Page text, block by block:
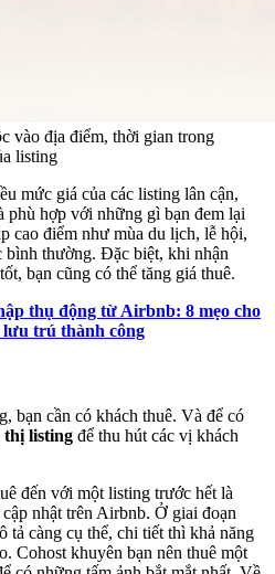
vào địa điểm, thời gian trong
listing
mức giá của các listing lân cận,
phù hợp với những gì bạn đem lại
cao điểm như mùa du lịch, lễ hội,
bình thường. Đặc biệt, khi nhận
bạn cũng có thể tăng giá thuê.
thụ động từ Airbnb: 8 mẹo cho
trú thành công
bạn cần có khách thuê. Và để có
thị listing để thu hút các vị khách
đến với một listing trước hết là
nhật trên Airbnb. Ở giai đoạn
tả càng cụ thể, chi tiết thì khả năng
Cohost khuyên bạn nên thuê một